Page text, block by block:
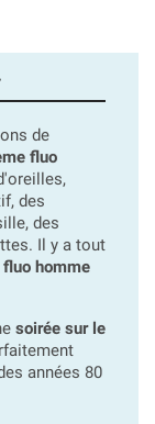
de
fluo
des
des
Il y a tout
homme
soirée sur le
années 80